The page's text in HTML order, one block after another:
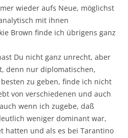
wieder aufs Neue, möglichst
mit ihnen
Brown finde ich übrigens ganz
Du nicht ganz unrecht, aber
denn nur diplomatischen,
zu geben, finde ich nicht
von verschiedenen und auch
wenn ich zugebe, daß
weniger dominant war,
hatten und als es bei Tarantino